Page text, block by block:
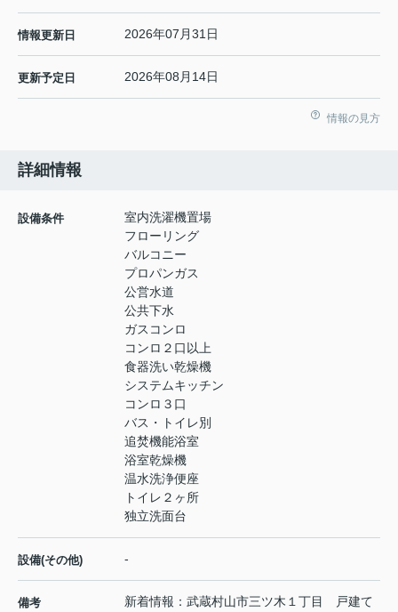
情報更新日 2026年07月31日
更新予定日 2026年08月14日
情報の見方
詳細情報
設備条件
室内洗濯機置場
フローリング
バルコニー
プロパンガス
公営水道
公共下水
ガスコンロ
コンロ２口以上
食器洗い乾燥機
システムキッチン
コンロ３口
バス・トイレ別
追焚機能浴室
浴室乾燥機
温水洗浄便座
トイレ２ヶ所
独立洗面台
設備(その他) -
備考
新着情報：武蔵村山市三ツ木１丁目 戸建て